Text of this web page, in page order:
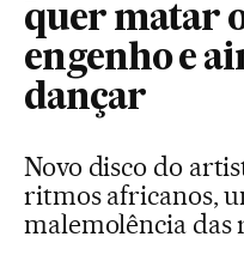
quer matar
engenho e
dançar
Novo disco do
ritmos africanos,
malemolência das